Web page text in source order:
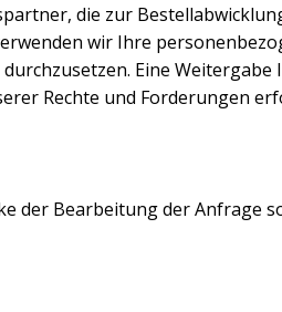
die zur
wir Ihre
Eine
Rechte und Forderungen
der Bearbeitung der Anfrage